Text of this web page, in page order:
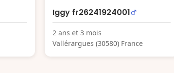
Iggy fr26241924001
2 ans et 3 mois
Vallérargues (30580) France